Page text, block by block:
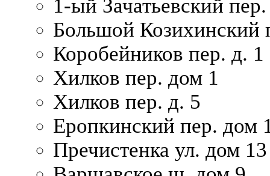
1-ый Зачатьевский
Большой Козихинский
Коробейников пер. д. 1
Хилков пер. дом 1
Хилков пер. д. 5
Еропкинский пер. дом
Пречистенка ул. дом 13